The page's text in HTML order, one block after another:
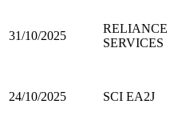
31/10/2025
RELIANCE
SERVICES
24/10/2025 SCI EA2J